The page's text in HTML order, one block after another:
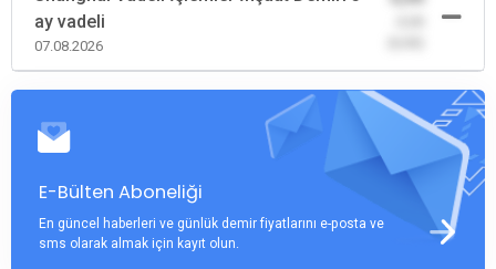
ay vadeli
07.08.2026
E-Bülten Aboneliği
En güncel haberleri ve günlük demir fiyatlarını e-posta ve
sms olarak almak için kayıt olun.